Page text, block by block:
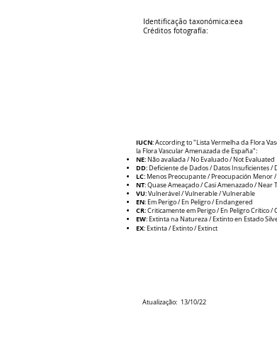
Identificação taxonómica:eea
Créditos fotografía:
IUCN: According to "Lista Vermelha da Flora
la Flora Vascular Amenazada de España":
NE: Não avaliada / No Evaluado / Not Evaluated
DD: Deficiente de Dados / Datos Insuficientes /
LC: Menos Preocupante / Preocupación Menor
NT: Quase Ameaçado / Casi Amenazado / Near
VU: Vulnerável / Vulnerable / Vulnerable
EN: Em Perigo / En Peligro / Endangered
CR: Criticamente em Perigo / En Peligro Crítico /
EW: Extinta na Natureza / Extinto en Estado
EX: Extinta / Extinto / Extinct
Atualização: 13/10/22